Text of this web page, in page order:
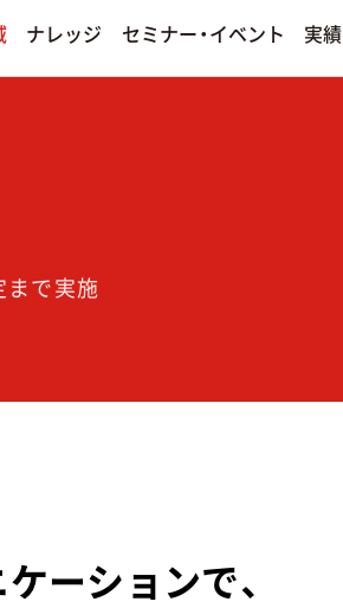
ナレッジ セミナー・イベント 実績
ファンダムマーケティング
まで実施
ーションで、